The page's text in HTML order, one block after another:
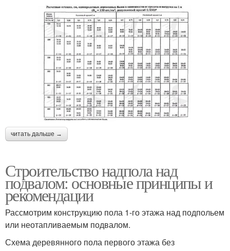
читать дальше →
Строительство надпола над
подвалом: основные принципы и
рекомендации
Рассмотрим конструкцию пола 1-го этажа над подпольем
или неотапливаемым подвалом.
Схема деревянного пола первого этажа без